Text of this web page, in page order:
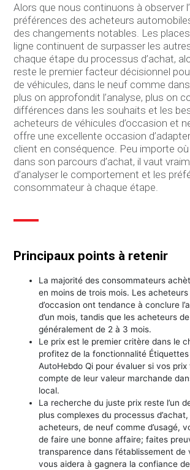
Alors que nous continuons à observer
préférences des acheteurs
des changements notables. Les places
ligne continuent de surpasser les
chaque étape du processus d’achat,
reste le premier facteur décisionnel
de véhicules, dans le neuf comme
plus on approfondit l’analyse, plus on
différences dans les souhaits et les
acheteurs de véhicules d’occasion et
offre une excellente occasion
client en conséquence. Peu importe
dans son parcours d’achat, il vaut
d’analyser le comportement et les
consommateur à chaque étape.
Principaux points à retenir
La majorité des consommateurs
en moins de trois mois. Les
d’occasion ont tendance à conclure
d’un mois, tandis que les acheteurs
généralement de 2 à 3 mois.
Le prix est le premier critère dans le
profitez de la fonctionnalité
AutoHebdo Qi pour évaluer si vos prix
compte de leur valeur marchande
local.
La recherche du juste prix reste l’un
plus complexes du processus
acheteurs, de neuf comme d’usagé,
de faire une bonne affaire; faites
transparence dans l’établissement de
vous aidera à gagnera la confiance